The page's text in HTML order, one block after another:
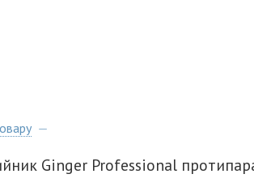
Ginger Professional